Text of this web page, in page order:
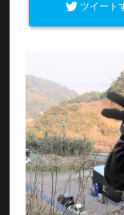
ツイート